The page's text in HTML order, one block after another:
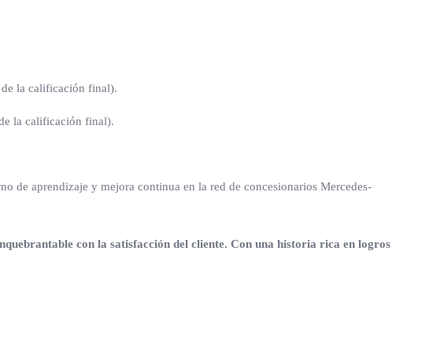
de la calificación final).
la calificación final).
de aprendizaje y mejora continua en la red de concesionarios Mercedes-
con la satisfacción del cliente. Con una historia rica en logros